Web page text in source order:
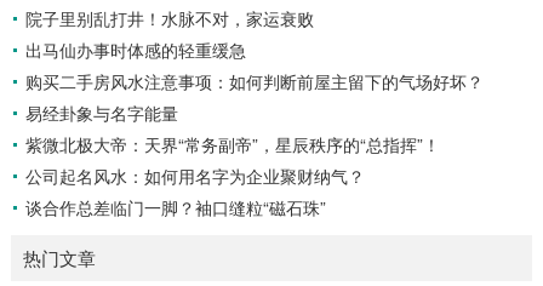
院子里别乱打井！水脉不对，家运衰败
出马仙办事时体感的轻重缓急
购买二手房风水注意事项：如何判断前屋主留下的气场好坏？
易经卦象与名字能量
紫微北极大帝：天界“常务副帝”，星辰秩序的“总指挥”！
公司起名风水：如何用名字为企业聚财纳气？
谈合作总差临门一脚？袖口缝粒“磁石珠”
热门文章